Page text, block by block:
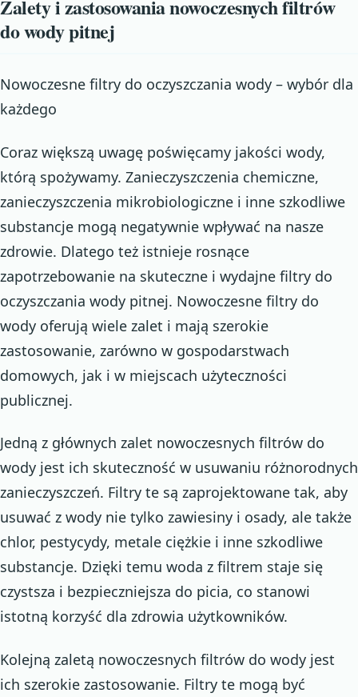
Zalety i zastosowania nowoczesnych filtrów
do wody pitnej
Nowoczesne filtry do oczyszczania wody – wybór dla
każdego
Coraz większą uwagę poświęcamy jakości wody,
którą spożywamy. Zanieczyszczenia chemiczne,
zanieczyszczenia mikrobiologiczne i inne szkodliwe
substancje mogą negatywnie wpływać na nasze
zdrowie. Dlatego też istnieje rosnące
zapotrzebowanie na skuteczne i wydajne filtry do
oczyszczania wody pitnej. Nowoczesne filtry do
wody oferują wiele zalet i mają szerokie
zastosowanie, zarówno w gospodarstwach
domowych, jak i w miejscach użyteczności
publicznej.
Jedną z głównych zalet nowoczesnych filtrów do
wody jest ich skuteczność w usuwaniu różnorodnych
zanieczyszczeń. Filtry te są zaprojektowane tak, aby
usuwać z wody nie tylko zawiesiny i osady, ale także
chlor, pestycydy, metale ciężkie i inne szkodliwe
substancje. Dzięki temu woda z filtrem staje się
czystsza i bezpieczniejsza do picia, co stanowi
istotną korzyść dla zdrowia użytkowników.
Kolejną zaletą nowoczesnych filtrów do wody jest
ich szerokie zastosowanie. Filtry te mogą być